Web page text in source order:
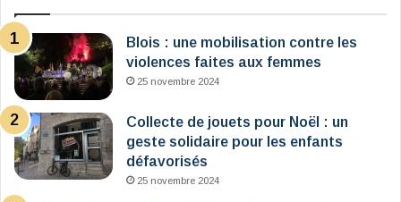
Blois : une mobilisation contre les
violences faites aux femmes
25 novembre 2024
Collecte de jouets pour Noël : un
geste solidaire pour les enfants
défavorisés
25 novembre 2024